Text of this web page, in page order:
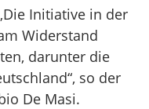
Initiative in der
Widerstand
darunter die
so der
De Masi.